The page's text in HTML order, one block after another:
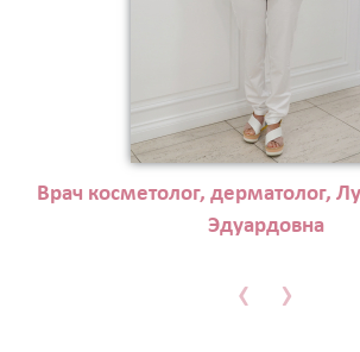
Врач косметолог, дерматолог,
Эдуардовна
‹ ›